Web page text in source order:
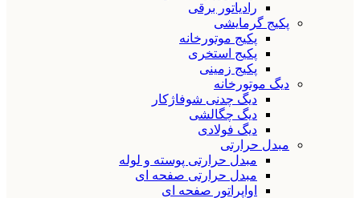
رادیاتور برقی
پکیج گرمایشی
پکیج موتورخانه
پکیج استخری
پکیج زمینی
دیگ موتورخانه
دیگ چدنی شوفاژکار
دیگ چگالشی
دیگ فولادی
مبدل حرارتی
مبدل حرارتی پوسته و لوله
مبدل حرارتی صفحه ای
اواپراتور صفحه ای